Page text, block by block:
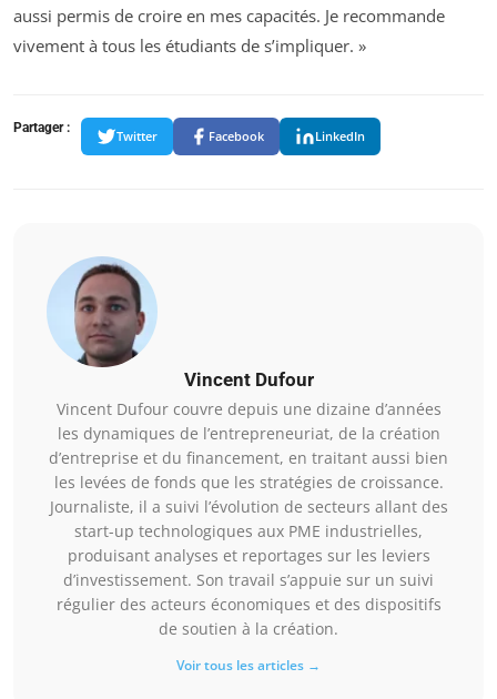
aussi permis de croire en mes capacités. Je recommande
vivement à tous les étudiants de s’impliquer. »
Partager :
Twitter Facebook LinkedIn
Vincent Dufour
Vincent Dufour couvre depuis une dizaine d’années
les dynamiques de l’entrepreneuriat, de la création
d’entreprise et du financement, en traitant aussi bien
les levées de fonds que les stratégies de croissance.
Journaliste, il a suivi l’évolution de secteurs allant des
start-up technologiques aux PME industrielles,
produisant analyses et reportages sur les leviers
d’investissement. Son travail s’appuie sur un suivi
régulier des acteurs économiques et des dispositifs
de soutien à la création.
Voir tous les articles →